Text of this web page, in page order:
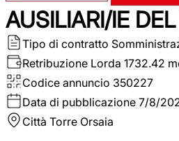
AUSILIARI/IE
Tipo di contratto
Retribuzione Lorda 1732.42
Codice annuncio 350227
Data di pubblicazione 7/8/
Città Torre Orsaia